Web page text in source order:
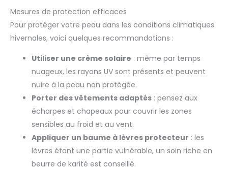
Mesures de protection efficaces
Pour protéger votre peau dans les conditions climatiques
hivernales, voici quelques recommandations :
Utiliser une crème solaire : même par temps
nuageux, les rayons UV sont présents et peuvent
nuire à la peau non protégée.
Porter des vêtements adaptés : pensez aux
écharpes et chapeaux pour couvrir les zones
sensibles au froid et au vent.
Appliquer un baume à lèvres protecteur : les
lèvres étant une partie vulnérable, un soin riche en
beurre de karité est conseillé.